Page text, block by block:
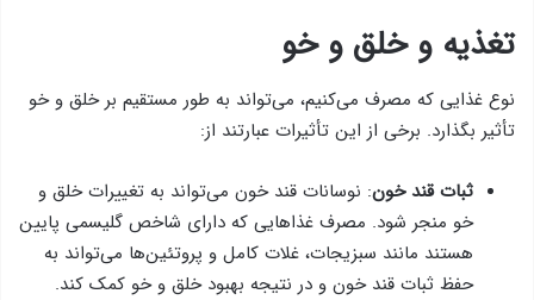
تغذیه و خلق و خو
نوع غذایی که مصرف می‌کنیم، می‌تواند به طور مستقیم بر خلق و خو
تأثیر بگذارد. برخی از این تأثیرات عبارتند از:
ثبات قند خون: نوسانات قند خون می‌تواند به تغییرات خلق و
خو منجر شود. مصرف غذاهایی که دارای شاخص گلیسمی پایین
هستند مانند سبزیجات، غلات کامل و پروتئین‌ها می‌تواند به
حفظ ثبات قند خون و در نتیجه بهبود خلق و خو کمک کند.